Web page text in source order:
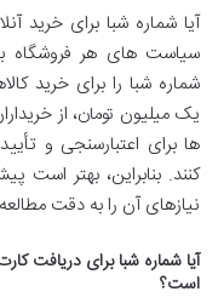
آیا شماره شبا برای خرید
سیاست های هر فروشگاه
شماره شبا را برای خرید
یک میلیون تومان، از
ها برای اعتبارسنجی و
کنند. بنابراین، بهتر است
نیازهای آن را به دقت
آیا شماره شبا برای دریافت
است؟